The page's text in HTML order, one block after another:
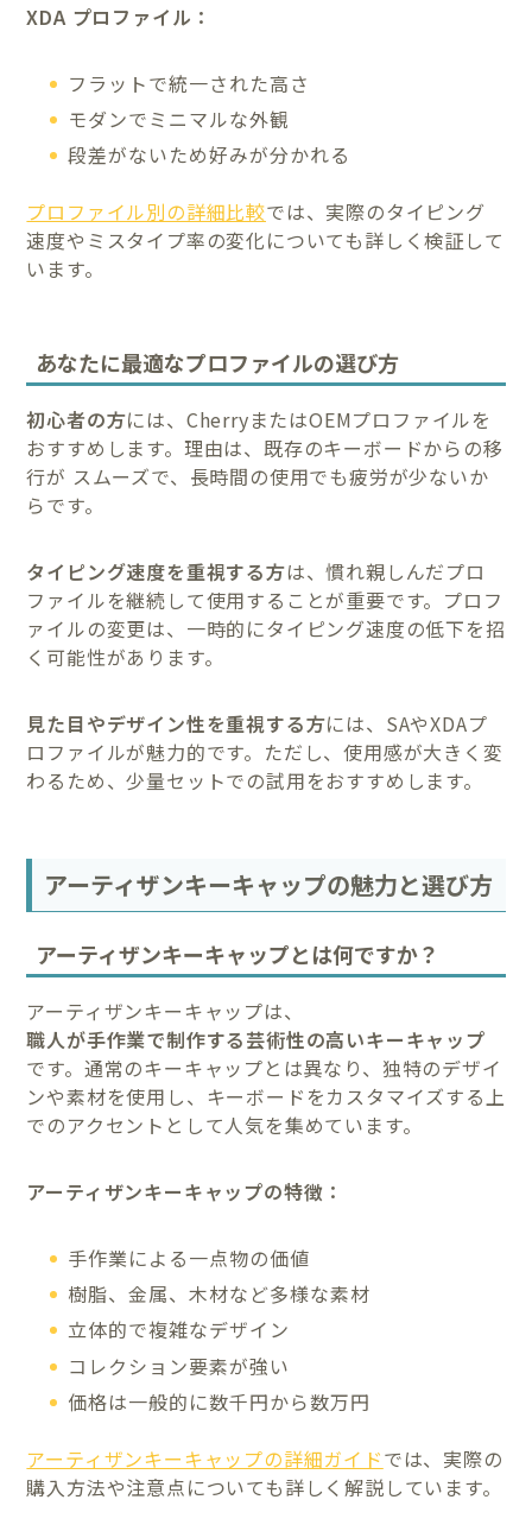
XDA プロファイル：
フラットで統一された高さ
モダンでミニマルな外観
段差がないため好みが分かれる
プロファイル別の詳細比較では、実際のタイピング
速度やミスタイプ率の変化についても詳しく検証して
います。
あなたに最適なプロファイルの選び方
初心者の方には、CherryまたはOEMプロファイルを
おすすめします。理由は、既存のキーボードからの移
行が スムーズで、長時間の使用でも疲労が少ないか
らです。
タイピング速度を重視する方は、慣れ親しんだプロ
ファイルを継続して使用することが重要です。プロフ
ァイルの変更は、一時的にタイピング速度の低下を招
く可能性があります。
見た目やデザイン性を重視する方には、SAやXDAプ
ロファイルが魅力的です。ただし、使用感が大きく変
わるため、少量セットでの試用をおすすめします。
アーティザンキーキャップの魅力と選び方
アーティザンキーキャップとは何ですか？
アーティザンキーキャップは、
職人が手作業で制作する芸術性の高いキーキャップ
です。通常のキーキャップとは異なり、独特のデザイ
ンや素材を使用し、キーボードをカスタマイズする上
でのアクセントとして人気を集めています。
アーティザンキーキャップの特徴：
手作業による一点物の価値
樹脂、金属、木材など多様な素材
立体的で複雑なデザイン
コレクション要素が強い
価格は一般的に数千円から数万円
アーティザンキーキャップの詳細ガイドでは、実際の
購入方法や注意点についても詳しく解説しています。